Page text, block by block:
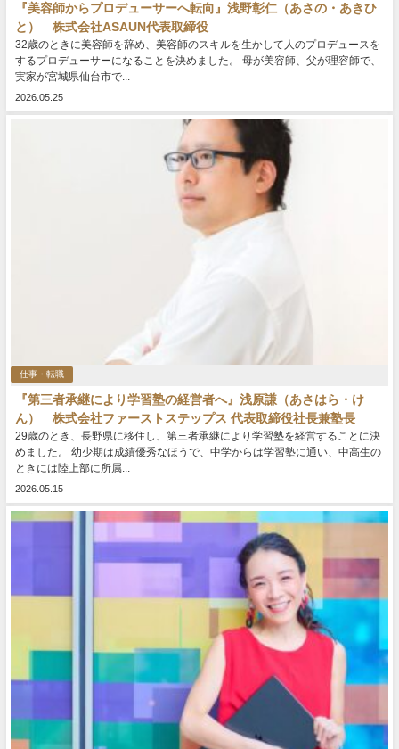
『美容師からプロデューサーへ転向』浅野彰仁（あさの・あきひ
と） 株式会社ASAUN代表取締役
32歳のときに美容師を辞め、美容師のスキルを生かして人のプロデュースを
するプロデューサーになることを決めました。 母が美容師、父が理容師で、
実家が宮城県仙台市で...
2026.05.25
仕事・転職
『第三者承継により学習塾の経営者へ』浅原謙（あさはら・け
ん） 株式会社ファーストステップス 代表取締役社長兼塾長
29歳のとき、長野県に移住し、第三者承継により学習塾を経営することに決
めました。 幼少期は成績優秀なほうで、中学からは学習塾に通い、中高生の
ときには陸上部に所属...
2026.05.15